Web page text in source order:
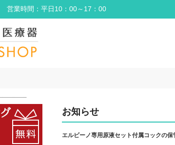
営業時間：平日10：00～17：00
お知らせ
エルビーノ専用原液セット付属コックの